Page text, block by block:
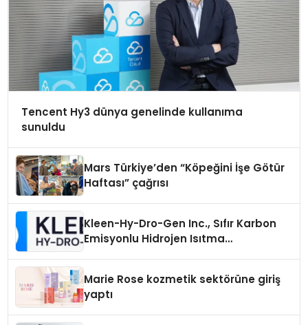
Tencent Hy3 dünya genelinde kullanıma
sunuldu
Mars Türkiye’den “Köpeğini İşe Götür
Haftası” çağrısı
Kleen-Hy-Dro-Gen Inc., Sıfır Karbon
Emisyonlu Hidrojen Isıtma
Marie Rose kozmetik sektörüne giriş
yaptı